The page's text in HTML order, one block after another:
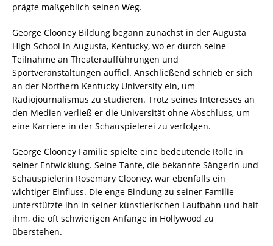
prägte maßgeblich seinen Weg.
George Clooney Bildung begann zunächst in der Augusta
High School in Augusta, Kentucky, wo er durch seine
Teilnahme an Theateraufführungen und
Sportveranstaltungen auffiel. Anschließend schrieb er sich
an der Northern Kentucky University ein, um
Radiojournalismus zu studieren. Trotz seines Interesses an
den Medien verließ er die Universität ohne Abschluss, um
eine Karriere in der Schauspielerei zu verfolgen.
George Clooney Familie spielte eine bedeutende Rolle in
seiner Entwicklung. Seine Tante, die bekannte Sängerin und
Schauspielerin Rosemary Clooney, war ebenfalls ein
wichtiger Einfluss. Die enge Bindung zu seiner Familie
unterstützte ihn in seiner künstlerischen Laufbahn und half
ihm, die oft schwierigen Anfänge in Hollywood zu
überstehen.